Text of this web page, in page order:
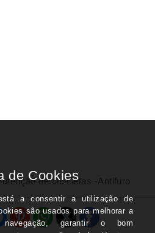
de bicicletas -Antifuro